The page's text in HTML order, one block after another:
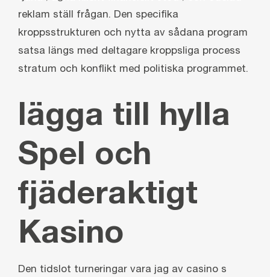
reklam ställ frågan. Den specifika
kroppsstrukturen och nytta av sådana program
satsa längs med deltagare kroppsliga process
stratum och konflikt med politiska programmet.
lägga till hylla
Spel och
fjäderaktigt
Kasino
Den tidslot turneringar vara jag av casino s